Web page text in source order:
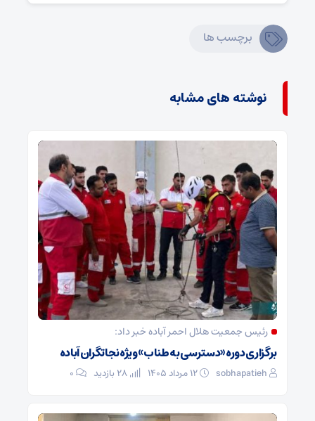
برچسب ها
نوشته های مشابه
رئیس جمعیت هلال احمر آباده خبر داد:
برگزاری دوره «دسترسی به طناب» ویژه نجاتگران آباده
sobhapatieh ۰